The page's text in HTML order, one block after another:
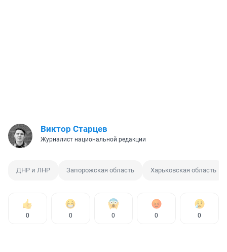
Виктор Старцев
Журналист национальной редакции
ДНР и ЛНР Запорожская область Харьковская область
0 0 0 0 0